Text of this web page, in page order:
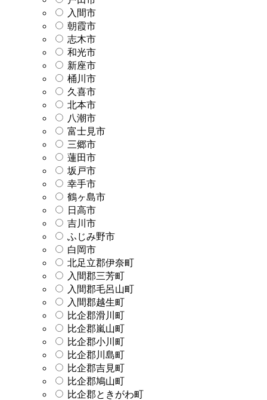
入間市
朝霞市
志木市
和光市
新座市
桶川市
久喜市
北本市
八潮市
富士見市
三郷市
蓮田市
坂戸市
幸手市
鶴ヶ島市
日高市
吉川市
ふじみ野市
白岡市
北足立郡伊奈町
入間郡三芳町
入間郡毛呂山町
入間郡越生町
比企郡滑川町
比企郡嵐山町
比企郡小川町
比企郡川島町
比企郡吉見町
比企郡鳩山町
比企郡ときがわ町